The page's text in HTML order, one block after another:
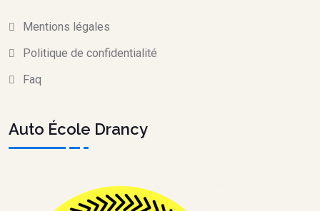
Mentions légales
Politique de confidentialité
Faq
Auto École Drancy